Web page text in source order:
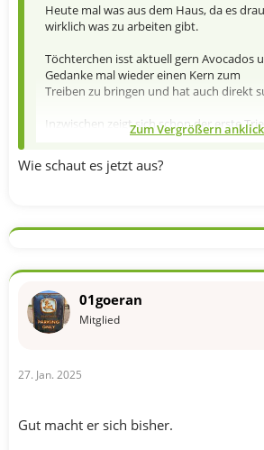
Heute mal was aus dem Haus, da es
wirklich was zu arbeiten gibt.
Töchterchen isst aktuell gern Avocados
Gedanke mal wieder einen Kern zum
Treiben zu bringen und hat auch direkt
Inzwischen zeigt sich schon der erste
aus dem Wasserbad in Erde versetzt hab.
Mal schauen wie er sich weiter entwickeln
Zum Vergrößern
Wie schaut es jetzt aus?
01goeran
Mitglied
27. Jan. 2025
Gut macht er sich bisher.